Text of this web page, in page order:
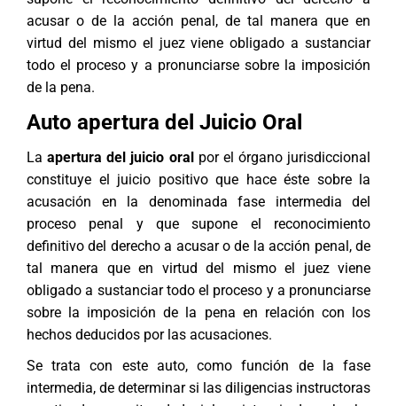
acusar o de la acción penal, de tal manera que en
virtud del mismo el juez viene obligado a sustanciar
todo el proceso y a pronunciarse sobre la imposición
de la pena.
Auto apertura del Juicio Oral
Laapertura del juicio oralpor el órgano jurisdiccional
constituye el juicio positivo que hace éste sobre la
acusación en la denominada fase intermedia del
proceso penal y que supone el reconocimiento
definitivo del derecho a acusar o de la acción penal, de
tal manera que en virtud del mismo el juez viene
obligado a sustanciar todo el proceso y a pronunciarse
sobre la imposición de la pena en relación con los
hechos deducidos por las acusaciones.
Se trata con este auto, como función de la fase
intermedia, de determinar si las diligencias instructoras